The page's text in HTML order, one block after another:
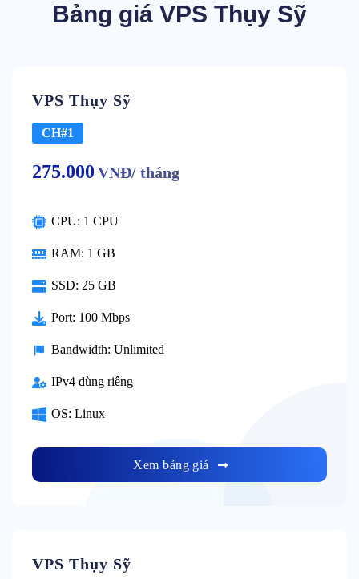
Bảng giá VPS Thụy Sỹ
VPS Thụy Sỹ
CH#1
275.000 VNĐ/ tháng
CPU: 1 CPU
RAM: 1 GB
SSD: 25 GB
Port: 100 Mbps
Bandwidth: Unlimited
IPv4 dùng riêng
OS: Linux
Xem bảng giá
VPS Thụy Sỹ